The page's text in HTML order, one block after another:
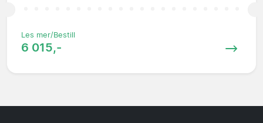
Les mer/Bestill
6 015,-